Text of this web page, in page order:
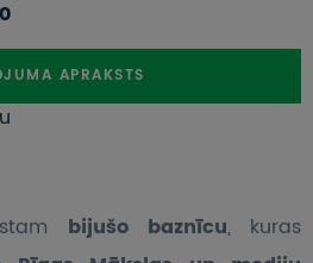
0
APRAKSTS
bijušo baznīcu, kuras